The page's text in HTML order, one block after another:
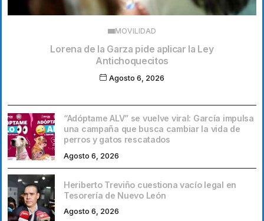
MOVILIDAD
Lorena de la Garza pide aplicar la Ley
Antichoquecitos
Agosto 6, 2026
“Adóptame ALV” se vuelve viral: García impulsa
una campaña que busca cambiar la vida de
perros y gatos rescatados
Agosto 6, 2026
Heriberto Treviño cuestiona vacío legal en
Tesorería de Nuevo León
Agosto 6, 2026